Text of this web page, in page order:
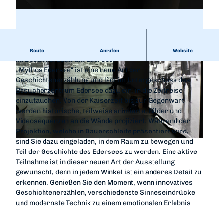
© regiondo.com
© regiondo.com
Route Anrufen Website
„Mythos Edersee“ - eine spannende, animierte Zeitreise
im Besucherzentrum Edersee.
„Mythos Edersee“ ist eine neue Art der
Geschichtenerzählung und lädt im Untergeschoss des
Besucherzentrum Edersee dazu ein, in die Zeitreise
einzutauchen. Von der Kaiserzeit bis zur Gegenwart
werden historische, teilweise animierte, Bilder und
Videosequenzen an die Wände projiziert. Während der
Projektion, welche in Dauerschleife präsentiert wird,
sind Sie dazu eingeladen, in dem Raum zu bewegen und
Teil der Geschichte des Edersees zu werden. Eine aktive
Teilnahme ist in dieser neuen Art der Ausstellung
gewünscht, denn in jedem Winkel ist ein anderes Detail zu
erkennen. Genießen Sie den Moment, wenn innovatives
Geschichtenerzählen, verschiedenste Sinneseindrücke
und modernste Technik zu einem emotionalen Erlebnis